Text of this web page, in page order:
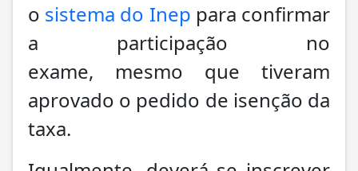
o sistema do Inep para confirmar
a participação no
exame, mesmo que tiveram
aprovado o pedido de isenção da
taxa.